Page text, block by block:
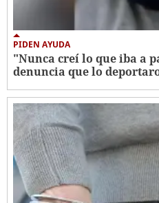
PIDEN AYUDA
"Nunca creí lo que iba a
denuncia que lo